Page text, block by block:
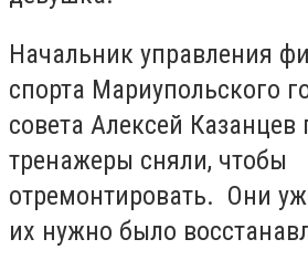
Начальник управления
спорта Мариупольского
совета Алексей Казанцев
тренажеры сняли, чтобы
отремонтировать. Они
их нужно было